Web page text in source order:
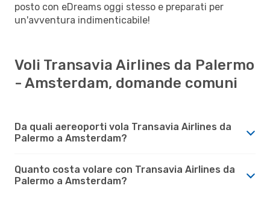
posto con eDreams oggi stesso e preparati per
un'avventura indimenticabile!
Voli Transavia Airlines da Palermo
- Amsterdam, domande comuni
Da quali aereoporti vola Transavia Airlines da
Palermo a Amsterdam?
Quanto costa volare con Transavia Airlines da
Palermo a Amsterdam?